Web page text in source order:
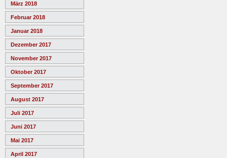
März 2018
Februar 2018
Januar 2018
Dezember 2017
November 2017
Oktober 2017
September 2017
August 2017
Juli 2017
Juni 2017
Mai 2017
April 2017